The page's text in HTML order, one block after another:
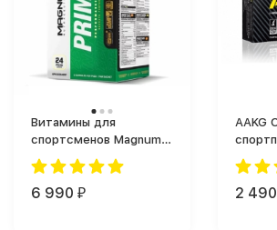
Витамины для
спортсменов Magnum
Primer (30 таб.)
6 990 ₽
AAKG Olimp AAKG 1250
2 490